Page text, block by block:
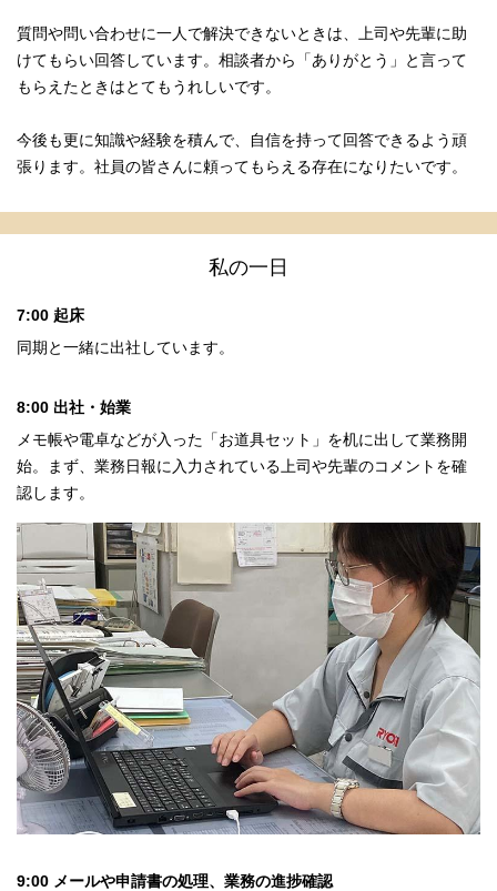
質問や問い合わせに一人で解決できないときは、上司や先輩に助
けてもらい回答しています。相談者から「ありがとう」と言って
もらえたときはとてもうれしいです。
今後も更に知識や経験を積んで、自信を持って回答できるよう頑
張ります。社員の皆さんに頼ってもらえる存在になりたいです。
私の一日
7:00 起床
同期と一緒に出社しています。
8:00 出社・始業
メモ帳や電卓などが入った「お道具セット」を机に出して業務開
始。まず、業務日報に入力されている上司や先輩のコメントを確
認します。
9:00 メールや申請書の処理、業務の進捗確認